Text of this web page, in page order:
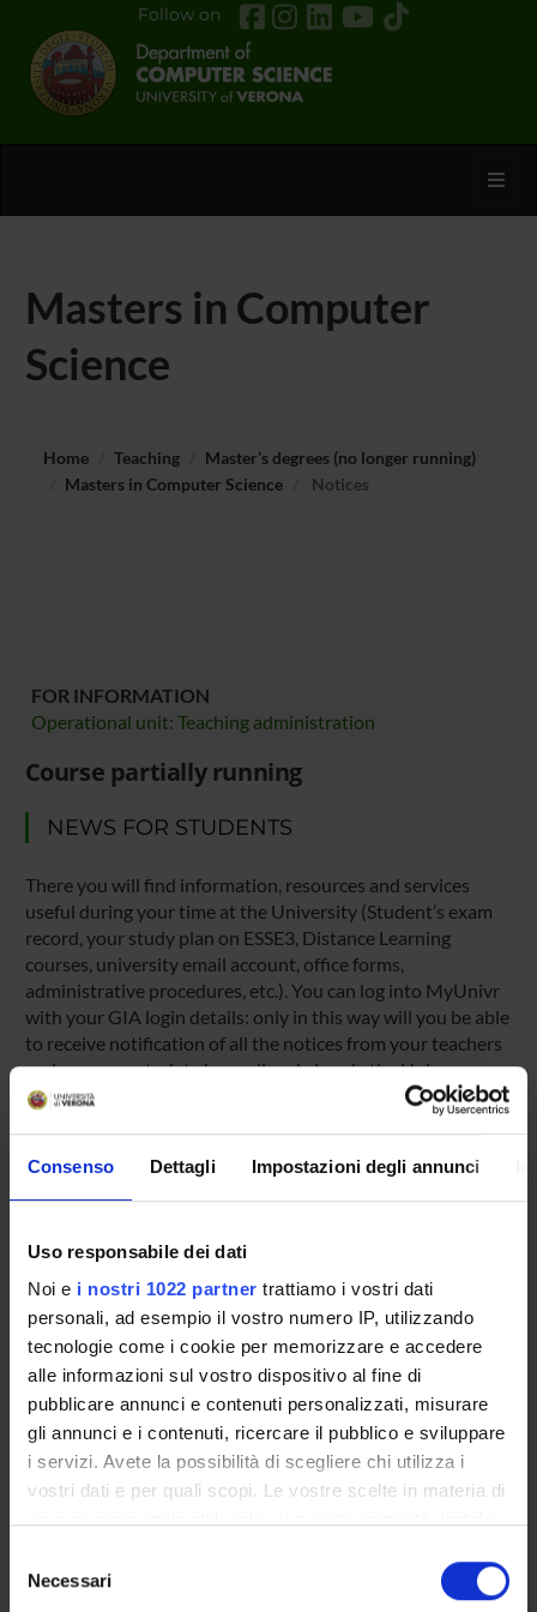
Consenso Dettagli Impostazioni degli annunci
Uso responsabile dei dati
Noi e i nostri 1022 partner trattiamo i vostri dati
personali, ad esempio il vostro numero IP, utilizzando
tecnologie come i cookie per memorizzare e accedere
alle informazioni sul vostro dispositivo al fine di
pubblicare annunci e contenuti personalizzati, misurare
gli annunci e i contenuti, ricercare il pubblico e sviluppare
i servizi. Avete la possibilità di scegliere chi utilizza i
vostri dati e per quali scopi. Le vostre scelte in materia di
modificare o revocare il proprio consenso in qualsiasi
momento dalla Dichiarazione sui cookie o facendo clic
delNecessari
Follow on
Masters in Computer
Science
Home Teaching
Master’s degrees (no longer running)
Masters in Computer Science
Notices
FOR INFORMATION
Operational unit: Teaching administration
Course partially running
NEWS FOR STUDENTS
There you will find information, resources and services
useful during your time at the University (Student’s exam
record, your study plan on ESSE3, Distance Learning
courses, university email account, office forms,
administrative procedures, etc.). You can log into MyUnivr
with your GIA login details: only in this way will you be able
to receive notification of all the notices from your teachers
and your secretariat via email and also via the Univr app.
MYUNIVR
Didactic plan and student's guide
Lesson timetable
Exam calendar
Notices
Thesis and internship proposals
Governing bodies
Faculty staff
Documents